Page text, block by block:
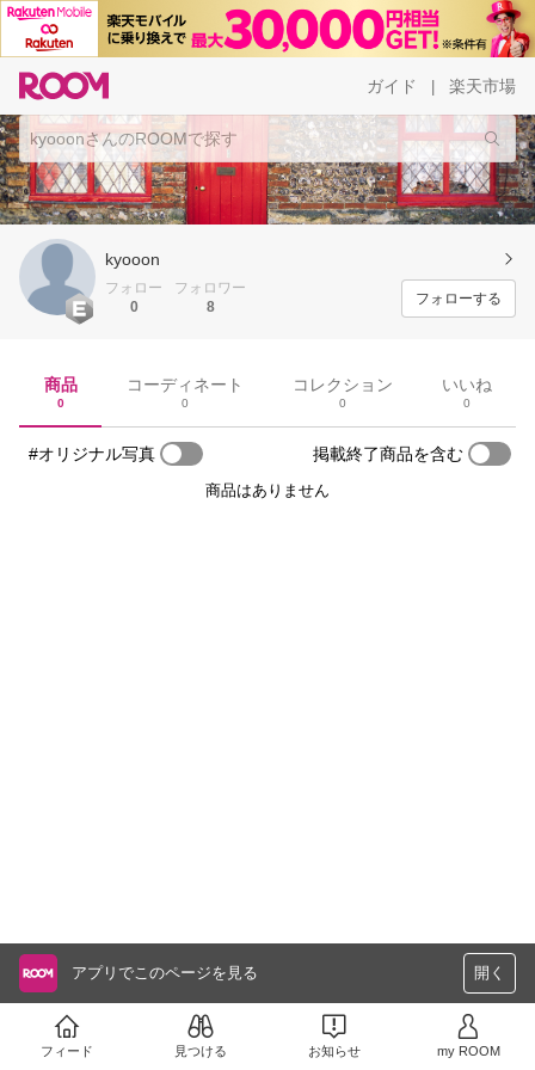
ガイド 楽天市場
kyooon
フォロー
0
フォロワー
8
フォローする
商品
0
コーディネート
0
コレクション
0
いいね
0
#オリジナル写真 掲載終了商品を含む
商品はありません
アプリでこのページを見る 開く
フィード 見つける お知らせ my ROOM